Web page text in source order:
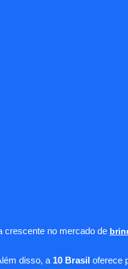
crescente no mercado de
disso, a 10 Brasil oferece